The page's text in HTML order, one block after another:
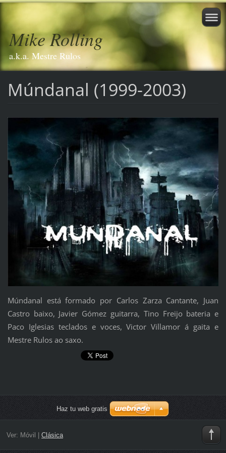
Mike Rolling
a.k.a. Mestre Rulos
Múndanal (1999-2003)
Múndanal está formado por Carlos Zarza Cantante, Juan
Castro baixo, Javier Gómez guitarra, Tino Freijo bateria e
Paco Iglesias teclados e voces, Victor Villamor á gaita e
Mestre Rulos ao saxo.
Haz tu web gratis
Ver: Móvil Clásica